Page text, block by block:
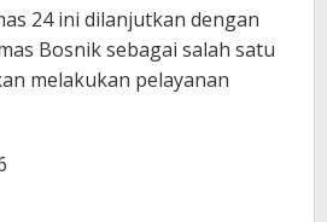
24 ini dilanjutkan dengan
Bosnik sebagai salah satu
melakukan pelayanan